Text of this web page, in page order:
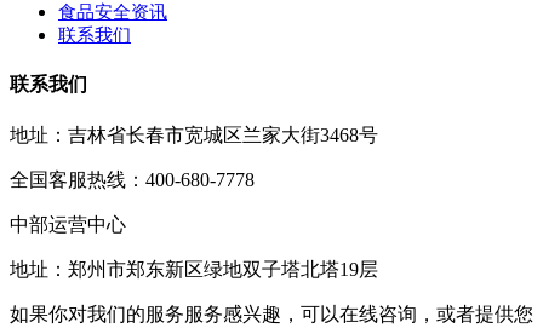
食品安全资讯
联系我们
联系我们
地址：吉林省长春市宽城区兰家大街3468号
全国客服热线：400-680-7778
中部运营中心
地址：郑州市郑东新区绿地双子塔北塔19层
如果你对我们的服务服务感兴趣，可以在线咨询，或者提供您